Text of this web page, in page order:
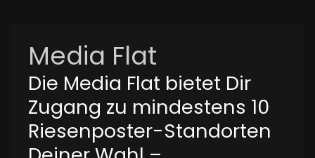
Media Flat
Die Media Flat bietet Dir
Zugang zu mindestens 10
Riesenposter-Standorten